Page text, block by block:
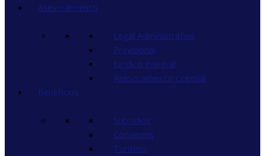
Asesoramiento
Legal Administrativo
Previsional
Jurídico Integral
Asesoramiento Gremial
Beneficios
Subsidios
Convenios
Turismo